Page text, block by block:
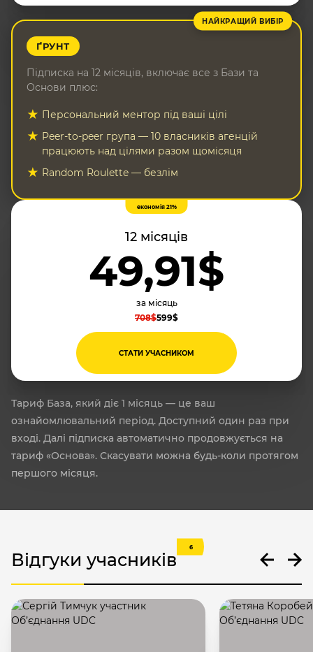
НАЙКРАЩИЙ ВИБІР
ҐРУНТ
Підписка на 12 місяців, включає все з Бази та
Основи плюс:
Персональний ментор під ваші цілі
Peer-to-peer група — 10 власників агенцій
працюють над цілями разом щомісяця
Random Roulette — безлім
економія 21%
12 місяців
49,91$
за місяць
708$599$
СТАТИ УЧАСНИКОМ
Тариф База, який діє 1 місяць — це ваш
ознайомлювальний період. Доступний один раз при
вході. Далі підписка автоматично продовжується на
тариф «Основа». Скасувати можна будь-коли протягом
першого місяця.
Відгуки учасників
6